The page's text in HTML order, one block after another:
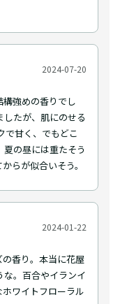
2024-07-20
強めの香りでし
たが、肌にのせる
で甘く、でもどこ
の昼には重たそう
らが似合いそう。
2024-01-22
香り。本当に花屋
。百合やイランイ
ワイトフローラル